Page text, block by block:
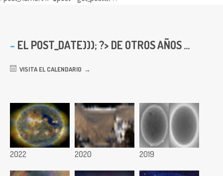
EL POST_DATE))); ?> DE OTROS AÑOS ...
VISITA EL CALENDARIO
2022 2020 2019